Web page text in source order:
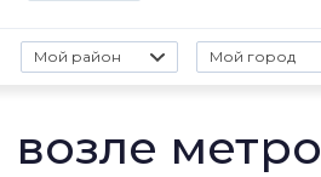
Мой район Мой город
метро